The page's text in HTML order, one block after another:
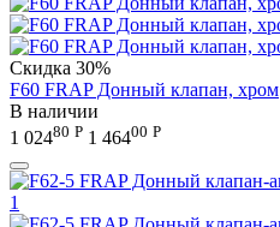
Скидка 30%
F60 FRAP Донный клапан, хром
В наличии
1 02480 Р 1 46400 Р